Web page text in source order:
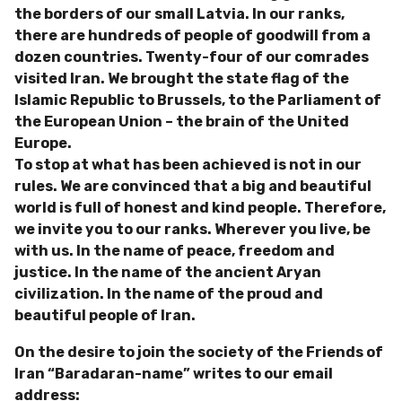
the borders of our small Latvia. In our ranks,
there are hundreds of people of goodwill from a
dozen countries. Twenty-four of our comrades
visited Iran. We brought the state flag of the
Islamic Republic to Brussels, to the Parliament of
the European Union – the brain of the United
Europe.
To stop at what has been achieved is not in our
rules. We are convinced that a big and beautiful
world is full of honest and kind people. Therefore,
we invite you to our ranks. Wherever you live, be
with us. In the name of peace, freedom and
justice. In the name of the ancient Aryan
civilization. In the name of the proud and
beautiful people of Iran.
On the desire to join the society of the Friends of
Iran “Baradaran-name” writes to our email
address: